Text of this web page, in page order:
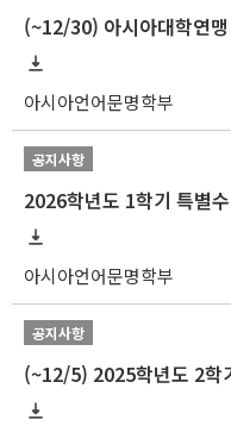
아시아언어문명학부
공지사항
2026학년도 1학기 특별
아시아언어문명학부
공지사항